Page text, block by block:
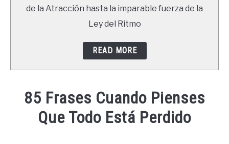
de la Atracción hasta la imparable fuerza de la
Ley del Ritmo
READ MORE
85 Frases Cuando Pienses
Que Todo Está Perdido